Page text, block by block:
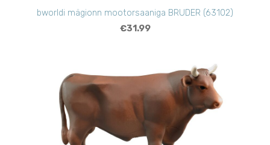
bworldi mägionn mootorsaaniga BRUDER (63102)
€31.99